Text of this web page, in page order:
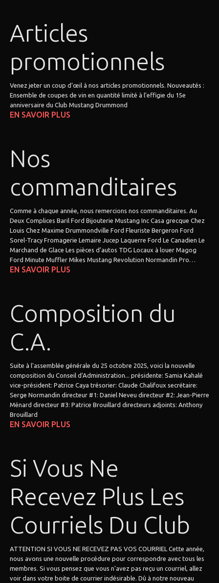
Articles
promotionnels
Venez jeter un coup d’œil à nos articles promotionnels. Nouveautés :
Ensemble de coupes de vin en quantité limité à l'effigie du 15e
anniversaire du Club Mustang Drummond
EN SAVOIR PLUS
Nos
commanditaires
Comme à chaque année, nous remercions nos commanditaires. Au
Deux Complices Baril Ford Bijouterie Mustang Inc Casa grecque Chez
Louis Chez Maxime Drummondville Ford Fleuriste Bergeron Ford
Sorel-Tracy Fromagerie Lemaire Jucep Laquerre Ford Le Canadien Le
Marchand de Glace Les pièces d’autos TDG Locaux à louer Magog
Ford Minute Muffler Mikes Mustang Revolution Normandin Pro…
EN SAVOIR PLUS
Composition du
C.A.
Suite à l'assemblée générale du 25 octobre 2025, voici la nouvelle
composition du Conseil d'Administration... présidente: Samia Kahalé
vice-président: Patrice Caya trésorier: Claude Chalifoux secrétaire:
Serge Normandin directeur #1: Daniel Neveu directeur #2: Jean-Pierre
Ménard directeur #3: Patrice Brouillard directeurs adjoints: Anthony
Brouillard
EN SAVOIR PLUS
Si Vous Ne
Recevez Plus Les
Courriels Du Club
ATTENTION SI VOUS NE RECEVEZ PAS VOS COURRIEL Cette année,
nous avons une nouvelle procédure pour correspondre avec tous les
membres. Si vous pensez que vous n'avez pas reçu un courriel, allez
voir dans votre boite de courrier indésirable. Dû à notre nouveau